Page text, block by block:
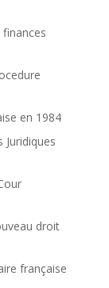
finances
en 1984
Juridiques
droit
française